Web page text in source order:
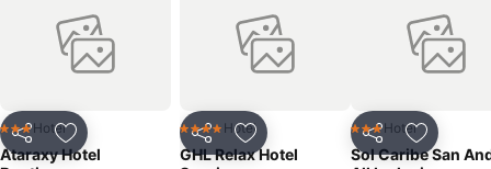
servicio de despertador Por un suplemento, la propiedad cuenta
con servicio de traslado al aeropuerto y servicio de lavandería.
CompartirAgregar a favoritos
3 Estrellas
Hotel
Ataraxy Hotel
CompartirAgregar a favoritos
4 EstrellasHotel
GHL Relax Hotel
CompartirAgregar
3 Estrellas
Hotel
Sol Caribe San